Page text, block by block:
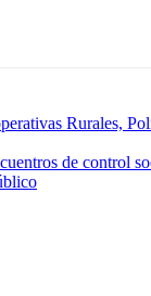
Rurales,
de control